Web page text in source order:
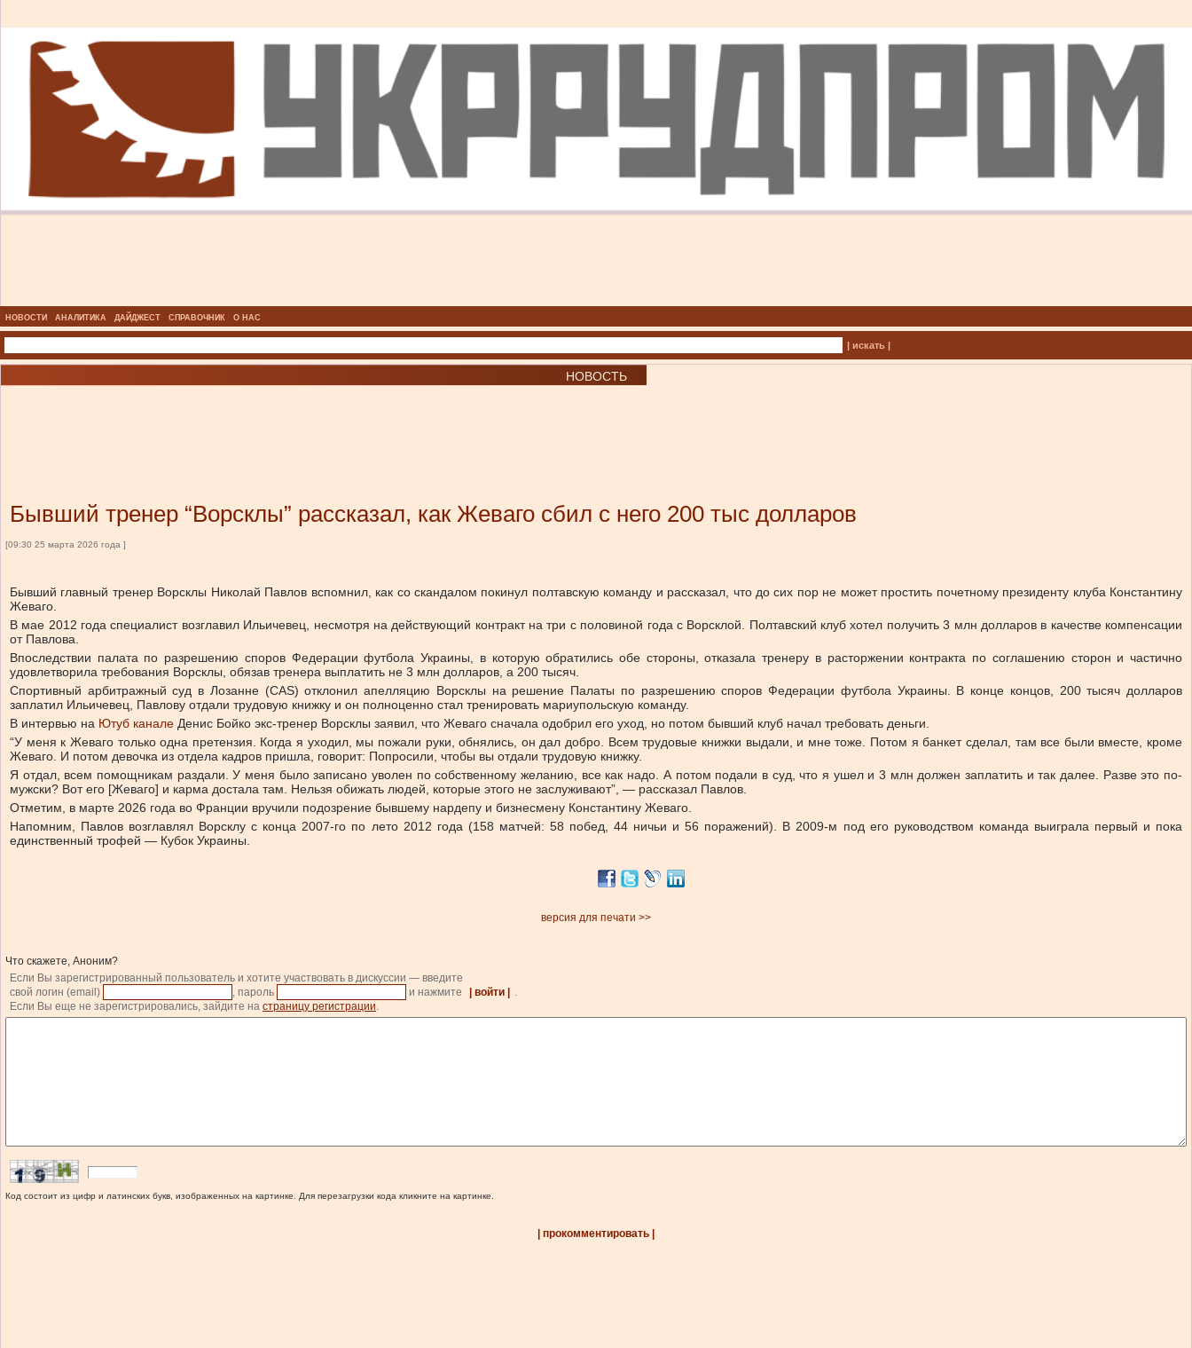
НОВОСТИ АНАЛИТИКА ДАЙДЖЕСТ СПРАВОЧНИК О НАС
| искать |
НОВОСТЬ
Бывший тренер “Ворсклы” рассказал, как Жеваго сбил с него 200 тыс долларов
[09:30 25 марта 2026 года ]
Бывший главный тренер Ворсклы Николай Павлов вспомнил, как со скандалом покинул полтавскую команду и рассказал, что до сих пор не может простить почетному президенту клуба Константину
Жеваго.
В мае 2012 года специалист возглавил Ильичевец, несмотря на действующий контракт на три с половиной года с Ворсклой. Полтавский клуб хотел получить 3 млн долларов в качестве компенсации
от Павлова.
Впоследствии палата по разрешению споров Федерации футбола Украины, в которую обратились обе стороны, отказала тренеру в расторжении контракта по соглашению сторон и частично
удовлетворила требования Ворсклы, обязав тренера выплатить не 3 млн долларов, а 200 тысяч.
Спортивный арбитражный суд в Лозанне (CAS) отклонил апелляцию Ворсклы на решение Палаты по разрешению споров Федерации футбола Украины. В конце концов, 200 тысяч долларов
заплатил Ильичевец, Павлову отдали трудовую книжку и он полноценно стал тренировать мариупольскую команду.
В интервью на Ютуб канале Денис Бойко экс-тренер Ворсклы заявил, что Жеваго сначала одобрил его уход, но потом бывший клуб начал требовать деньги.
“У меня к Жеваго только одна претензия. Когда я уходил, мы пожали руки, обнялись, он дал добро. Всем трудовые книжки выдали, и мне тоже. Потом я банкет сделал, там все были вместе, кроме
Жеваго. И потом девочка из отдела кадров пришла, говорит: Попросили, чтобы вы отдали трудовую книжку.
Я отдал, всем помощникам раздали. У меня было записано уволен по собственному желанию, все как надо. А потом подали в суд, что я ушел и 3 млн должен заплатить и так далее. Разве это по-
мужски? Вот его [Жеваго] и карма достала там. Нельзя обижать людей, которые этого не заслуживают”, — рассказал Павлов.
Отметим, в марте 2026 года во Франции вручили подозрение бывшему нардепу и бизнесмену Константину Жеваго.
Напомним, Павлов возглавлял Ворсклу с конца 2007-го по лето 2012 года (158 матчей: 58 побед, 44 ничьи и 56 поражений). В 2009-м под его руководством команда выиграла первый и пока
единственный трофей — Кубок Украины.
версия для печати >>
Что скажете, Аноним?
Если Вы зарегистрированный пользователь и хотите участвовать в дискуссии — введите
свой логин (email)
, пароль и нажмите | войти |
.
Если Вы еще не зарегистрировались, зайдите на страницу регистрации.
Код состоит из цифр и латинских букв, изображенных на картинке. Для перезагрузки кода кликните на картинке.
| прокомментировать |